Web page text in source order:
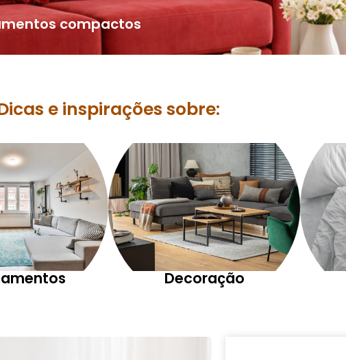
compactos
e inspirações sobre:
Decoração